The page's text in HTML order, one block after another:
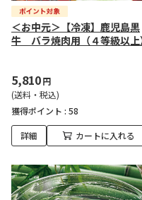
＜お中元＞【冷凍】鹿児島黒
牛 バラ焼肉用（４等級以上
5,810円
(送料・税込)
獲得ポイント : 58
詳細 カートに入れる